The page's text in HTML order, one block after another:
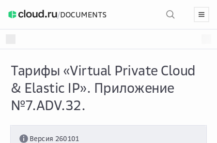
/DOCUMENTS
Тарифы «Virtual Private Cloud
& Elastic IP». Приложение
№7.ADV.32.
Версия 260101